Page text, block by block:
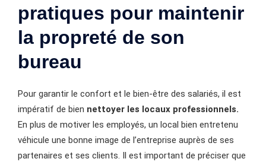
pratiques pour maintenir
la propreté de son
bureau
Pour garantir le confort et le bien-être des salariés, il est
impératif de bien nettoyer les locaux professionnels.
En plus de motiver les employés, un local bien entretenu
véhicule une bonne image de l’entreprise auprès de ses
partenaires et ses clients. Il est important de préciser que